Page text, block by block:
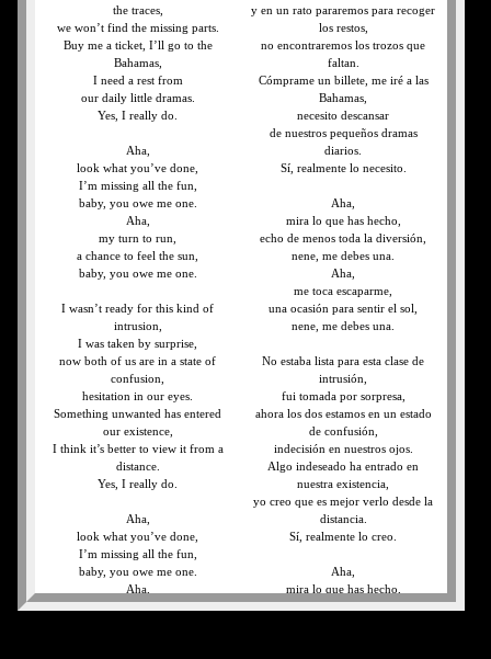
the traces,
we won’t find the missing parts.
Buy me a ticket, I’ll go to the
Bahamas,
I need a rest from
our daily little dramas.
Yes, I really do.
Aha,
look what you’ve done,
I’m missing all the fun,
baby, you owe me one.
Aha,
my turn to run,
a chance to feel the sun,
baby, you owe me one.
I wasn’t ready for this kind of
intrusion,
I was taken by surprise,
now both of us are in a state of
confusion,
hesitation in our eyes.
Something unwanted has entered
our existence,
I think it’s better to view it from a
distance.
Yes, I really do.
Aha,
look what you’ve done,
I’m missing all the fun,
baby, you owe me one.
Aha,
my turn to run,
y en un rato pararemos para recoger
los restos,
no encontraremos los trozos que
faltan.
Cómprame un billete, me iré a las
Bahamas,
necesito descansar
de nuestros pequeños dramas
diarios.
Sí, realmente lo necesito.
Aha,
mira lo que has hecho,
echo de menos toda la diversión,
nene, me debes una.
Aha,
me toca escaparme,
una ocasión para sentir el sol,
nene, me debes una.
No estaba lista para esta clase de
intrusión,
fui tomada por sorpresa,
ahora los dos estamos en un estado
de confusión,
indecisión en nuestros ojos.
Algo indeseado ha entrado en
nuestra existencia,
yo creo que es mejor verlo desde la
distancia.
Sí, realmente lo creo.
Aha,
mira lo que has hecho,
echo de menos toda la diversión,